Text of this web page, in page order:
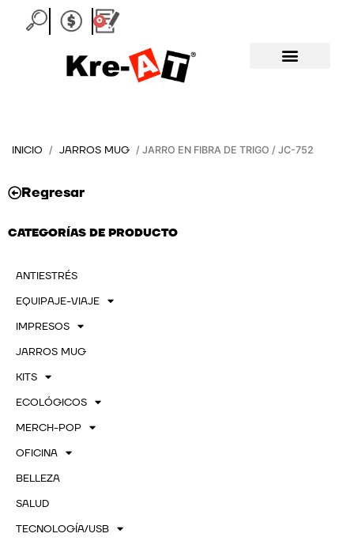
0
Carrito
INICIO / JARROS MUG / JARRO EN FIBRA DE TRIGO / JC-752
Regresar
CATEGORÍAS DE PRODUCTO
ANTIESTRÉS
EQUIPAJE-VIAJE
IMPRESOS
JARROS MUG
KITS
ECOLÓGICOS
MERCH-POP
OFICINA
BELLEZA
SALUD
TECNOLOGÍA/USB